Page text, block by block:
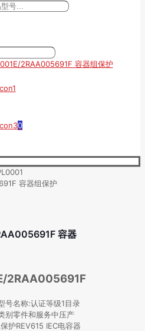
0
容器组保护
容器
2RAA005691F
号名称:认证等级1目录
别零件和服务中压产
护REV615 IEC电容器